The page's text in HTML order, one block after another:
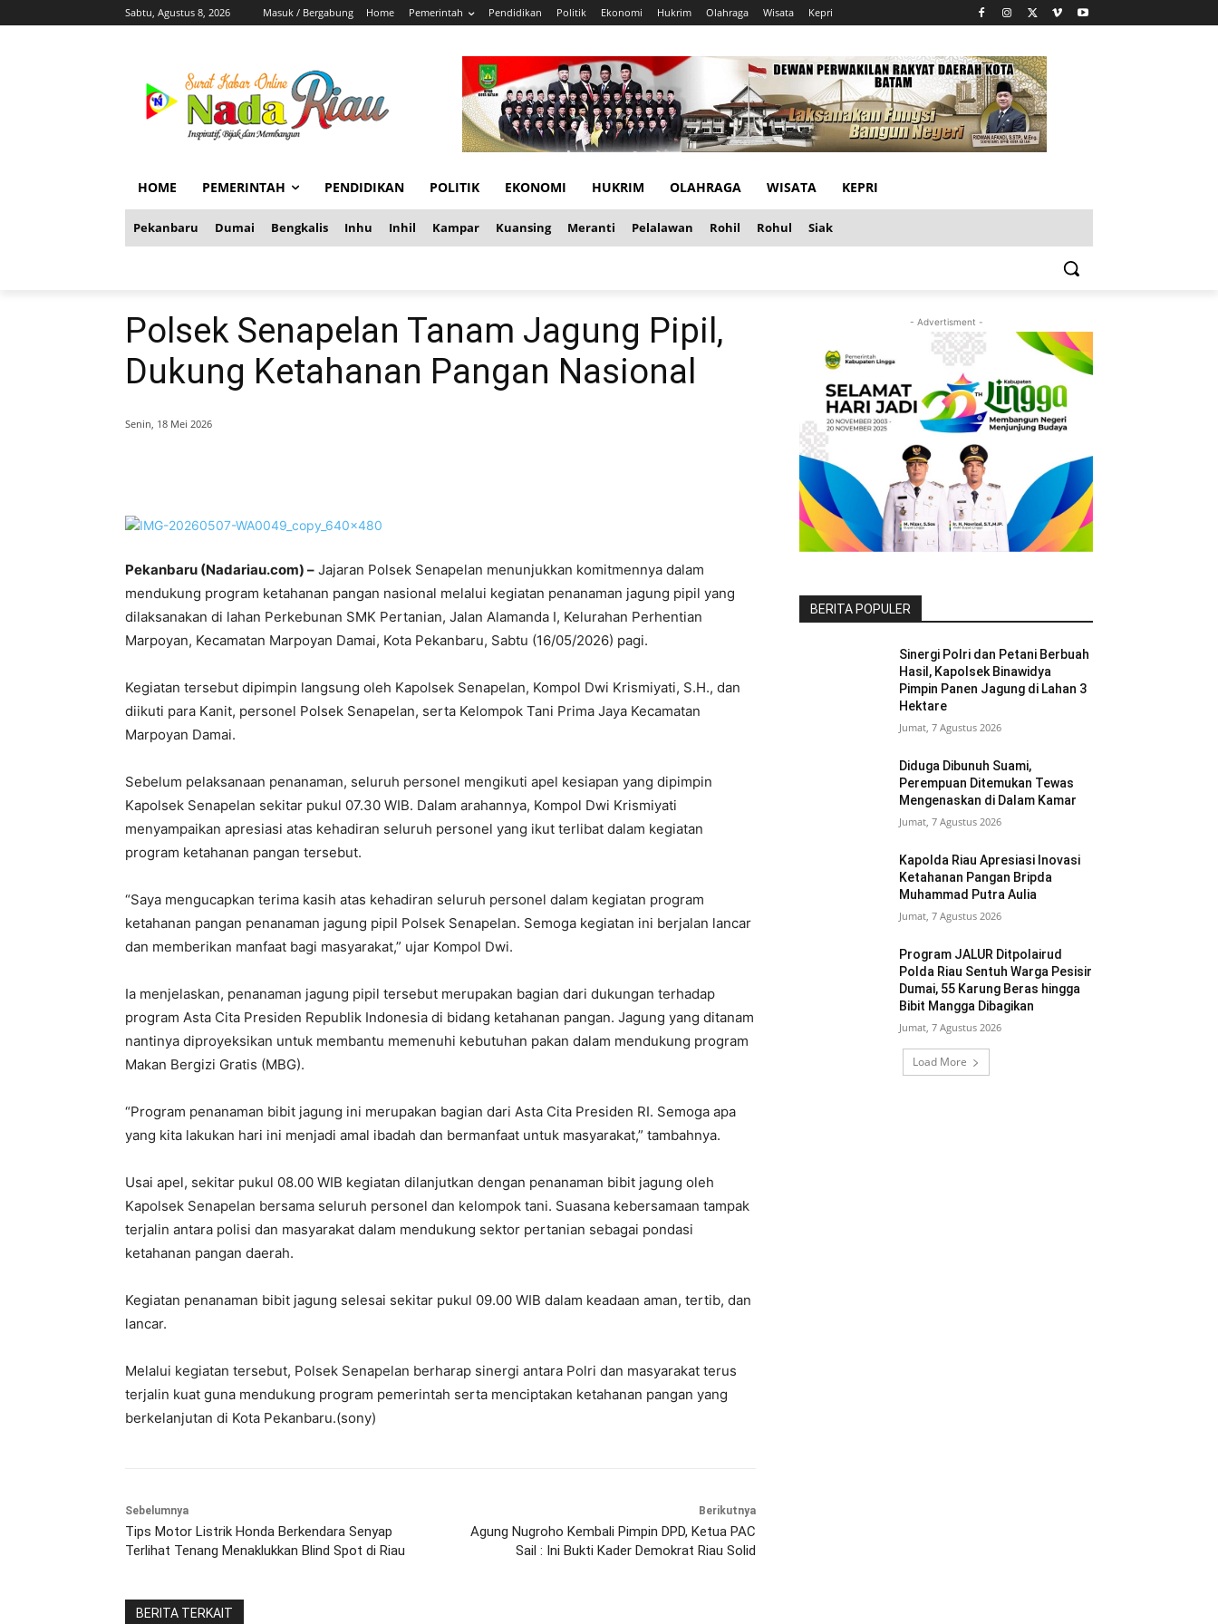
Sabtu, Agustus 8, 2026 Masuk / Bergabung Home Pemerintah Pendidikan Politik Ekonomi Hukrim Olahraga Wisata Kepri
HOME PEMERINTAH PENDIDIKAN POLITIK EKONOMI HUKRIM OLAHRAGA WISATA KEPRI
Pekanbaru Dumai Bengkalis Inhu Inhil Kampar Kuansing Meranti Pelalawan Rohil Rohul Siak
Polsek Senapelan Tanam Jagung Pipil,
Dukung Ketahanan Pangan Nasional
Senin, 18 Mei 2026
Pekanbaru (Nadariau.com) – Jajaran Polsek Senapelan menunjukkan komitmennya dalam
mendukung program ketahanan pangan nasional melalui kegiatan penanaman jagung pipil yang
dilaksanakan di lahan Perkebunan SMK Pertanian, Jalan Alamanda I, Kelurahan Perhentian
Marpoyan, Kecamatan Marpoyan Damai, Kota Pekanbaru, Sabtu (16/05/2026) pagi.
Kegiatan tersebut dipimpin langsung oleh Kapolsek Senapelan, Kompol Dwi Krismiyati, S.H., dan
diikuti para Kanit, personel Polsek Senapelan, serta Kelompok Tani Prima Jaya Kecamatan
Marpoyan Damai.
Sebelum pelaksanaan penanaman, seluruh personel mengikuti apel kesiapan yang dipimpin
Kapolsek Senapelan sekitar pukul 07.30 WIB. Dalam arahannya, Kompol Dwi Krismiyati
menyampaikan apresiasi atas kehadiran seluruh personel yang ikut terlibat dalam kegiatan
program ketahanan pangan tersebut.
“Saya mengucapkan terima kasih atas kehadiran seluruh personel dalam kegiatan program
ketahanan pangan penanaman jagung pipil Polsek Senapelan. Semoga kegiatan ini berjalan lancar
dan memberikan manfaat bagi masyarakat,” ujar Kompol Dwi.
Ia menjelaskan, penanaman jagung pipil tersebut merupakan bagian dari dukungan terhadap
program Asta Cita Presiden Republik Indonesia di bidang ketahanan pangan. Jagung yang ditanam
nantinya diproyeksikan untuk membantu memenuhi kebutuhan pakan dalam mendukung program
Makan Bergizi Gratis (MBG).
“Program penanaman bibit jagung ini merupakan bagian dari Asta Cita Presiden RI. Semoga apa
yang kita lakukan hari ini menjadi amal ibadah dan bermanfaat untuk masyarakat,” tambahnya.
Usai apel, sekitar pukul 08.00 WIB kegiatan dilanjutkan dengan penanaman bibit jagung oleh
Kapolsek Senapelan bersama seluruh personel dan kelompok tani. Suasana kebersamaan tampak
terjalin antara polisi dan masyarakat dalam mendukung sektor pertanian sebagai pondasi
ketahanan pangan daerah.
Kegiatan penanaman bibit jagung selesai sekitar pukul 09.00 WIB dalam keadaan aman, tertib, dan
lancar.
Melalui kegiatan tersebut, Polsek Senapelan berharap sinergi antara Polri dan masyarakat terus
terjalin kuat guna mendukung program pemerintah serta menciptakan ketahanan pangan yang
berkelanjutan di Kota Pekanbaru.(sony)
Sebelumnya
Tips Motor Listrik Honda Berkendara Senyap
Terlihat Tenang Menaklukkan Blind Spot di Riau
Berikutnya
Agung Nugroho Kembali Pimpin DPD, Ketua PAC
Sail : Ini Bukti Kader Demokrat Riau Solid
BERITA TERKAIT
- Advertisment -
BERITA POPULER
Sinergi Polri dan Petani Berbuah
Hasil, Kapolsek Binawidya
Pimpin Panen Jagung di Lahan 3
Hektare
Jumat, 7 Agustus 2026
Diduga Dibunuh Suami,
Perempuan Ditemukan Tewas
Mengenaskan di Dalam Kamar
Jumat, 7 Agustus 2026
Kapolda Riau Apresiasi Inovasi
Ketahanan Pangan Bripda
Muhammad Putra Aulia
Jumat, 7 Agustus 2026
Program JALUR Ditpolairud
Polda Riau Sentuh Warga Pesisir
Dumai, 55 Karung Beras hingga
Bibit Mangga Dibagikan
Jumat, 7 Agustus 2026
Load More